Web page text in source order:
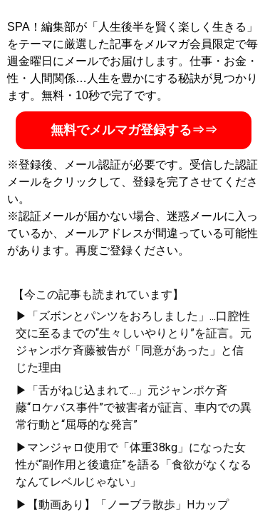
SPA！編集部が「人生後半を賢く楽しく生きる」
をテーマに厳選した記事をメルマガ会員限定で毎
週金曜日にメールでお届けします。仕事・お金・
性・人間関係…人生を豊かにする秘訣が見つかり
ます。無料・10秒で完了です。
無料でメルマガ登録する⇒⇒
※登録後、メール認証が必要です。受信した認証
メールをクリックして、登録を完了させてくださ
い。
※認証メールが届かない場合、迷惑メールに入っ
ているか、メールアドレスが間違っている可能性
があります。再度ご登録ください。
【今この記事も読まれています】
▶「ズボンとパンツをおろしました」...口腔性
交に至るまでの“生々しいやりとり”を証言。元
ジャンポケ斉藤被告が「同意があった」と信
じた理由
▶「舌がねじ込まれて...」元ジャンポケ斉
藤“ロケバス事件”で被害者が証言、車内での異
常行動と“屈辱的な発言”
▶マンジャロ使用で「体重38kg」になった女
性が“副作用と後遺症”を語る「食欲がなくなる
なんてレベルじゃない」
▶【動画あり】「ノーブラ散歩」Hカップ